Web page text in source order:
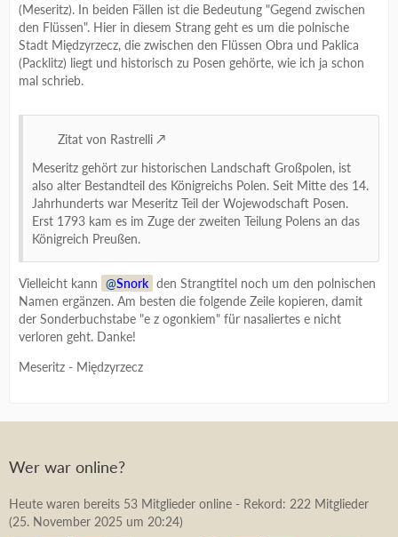
(Meseritz). In beiden Fällen ist die Bedeutung "Gegend zwischen
den Flüssen". Hier in diesem Strang geht es um die polnische
Stadt Międzyrzecz, die zwischen den Flüssen Obra und Paklica
(Packlitz) liegt und historisch zu Posen gehörte, wie ich ja schon
mal schrieb.
Zitat von Rastrelli
Meseritz gehört zur historischen Landschaft Großpolen, ist
also alter Bestandteil des Königreichs Polen. Seit Mitte des 14.
Jahrhunderts war Meseritz Teil der Wojewodschaft Posen.
Erst 1793 kam es im Zuge der zweiten Teilung Polens an das
Königreich Preußen.
Vielleicht kann Snork den Strangtitel noch um den polnischen
Namen ergänzen. Am besten die folgende Zeile kopieren, damit
der Sonderbuchstabe "e z ogonkiem" für nasaliertes e nicht
verloren geht. Danke!
Meseritz - Międzyrzecz
Wer war online?
Heute waren bereits 53 Mitglieder online - Rekord: 222 Mitglieder
(25. November 2025 um 20:24)